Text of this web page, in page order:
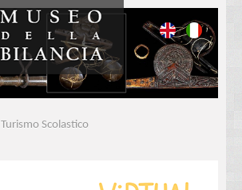
Turismo Scolastico